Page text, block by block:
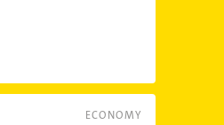
ECONOMY